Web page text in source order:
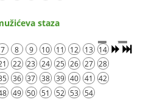
staza
7 8 9 10 11 12 13
14
22 23 24 25 26 27
28
36 37 38 39 40 41
42
49 50 51 52 53 54